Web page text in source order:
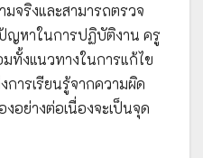
จริงและสามารถตรวจ
ญหาในการปฏิบัติงาน ครู
ทั้งแนวทางในการแก้ไข
ารเรียนรู้จากความผิด
อย่างต่อเนื่องจะเป็นจุด